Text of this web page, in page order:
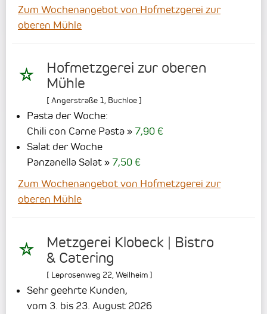
Zum Wochenangebot von Hofmetzgerei zur
oberen Mühle
Hofmetzgerei zur oberen
Mühle
[ Angerstraße 1, Buchloe]
Pasta der Woche:
Chili con Carne Pasta
7,90 €
Salat der Woche
Panzanella Salat
7,50 €
Zum Wochenangebot von Hofmetzgerei zur
oberen Mühle
Metzgerei Klobeck | Bistro
& Catering
[ Leprosenweg 22 Weilheim]
Sehr geehrte Kunden,
vom 3. bis 23. August 2026